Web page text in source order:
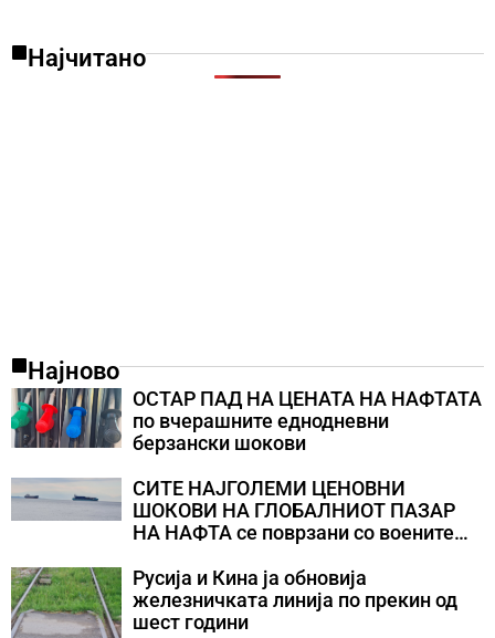
Најчитано
Најново
ОСТАР ПАД НА ЦЕНАТА НА НАФТАТА
по вчерашните еднодневни
берзански шокови
СИТЕ НАЈГОЛЕМИ ЦЕНОВНИ
ШОКОВИ НА ГЛОБАЛНИОТ ПАЗАР
НА НАФТА се поврзани со воените
Русија и Кина ја обновија
железничката линија по прекин од
шест години